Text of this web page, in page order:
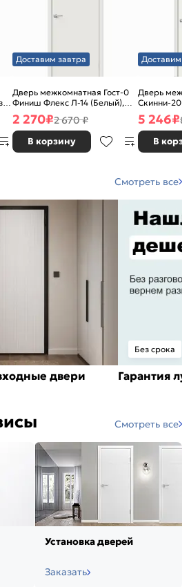
Доставим завтра
Дверь межкомнатная Гост-0
Финиш Флекс Л-14 (Белый),
глухая, каркасно-щитовая
2 270₽2 670 ₽
В корзину
Доставим
Дверь
Скинни-20
декора,
без кромки,
5 246₽8
В
Смотреть все
двери
Без срока
Гарантия
Смотреть все
Установка дверей
Заказать